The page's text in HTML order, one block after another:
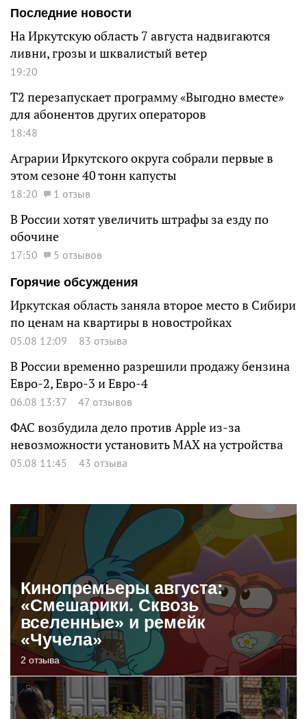
Последние новости
На Иркутскую область 7 августа надвигаются
ливни, грозы и шквалистый ветер
19:20
Т2 перезапускает программу «Выгодно вместе»
для абонентов других операторов
18:48
Аграрии Иркутского округа собрали первые в
этом сезоне 40 тонн капусты
18:20 1 отзыв
В России хотят увеличить штрафы за езду по
обочине
17:50
5 отзывов
Горячие обсуждения
Иркутская область заняла второе место в Сибири
по ценам на квартиры в новостройках
05.08 12:09 83 отзыва
В России временно разрешили продажу бензина
Евро-2, Евро-3 и Евро-4
06.08 13:37 47 отзывов
ФАС возбудила дело против Apple из-за
невозможности установить MAX на устройства
05.08 11:45 43 отзыва
Кинопремьеры августа:
«Смешарики. Сквозь
вселенные» и ремейк
«Чучела»
2 отзыва